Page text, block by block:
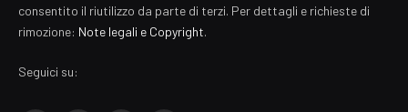
consentito il riutilizzo da parte di terzi. Per dettagli e richieste di
rimozione: Note legali e Copyright.
Seguici su: